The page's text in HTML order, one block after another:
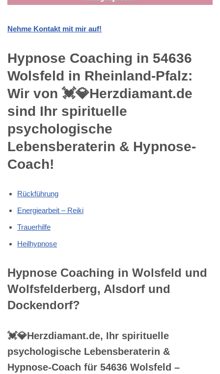
Nehme Kontakt mit mir auf!
Hypnose Coaching in 54636
Wolsfeld in Rheinland-Pfalz:
Wir von 💓️💎Herzdiamant.de
sind Ihr spirituelle
psychologische
Lebensberaterin & Hypnose-
Coach!
Rückführung
Energiearbeit – Reiki
Trauerhilfe
Heilhypnose
Hypnose Coaching in Wolsfeld und
Wolfsfelderberg, Alsdorf und
Dockendorf?
💓️💎Herzdiamant.de, Ihr spirituelle
psychologische Lebensberaterin &
Hypnose-Coach für 54636 Wolsfeld –